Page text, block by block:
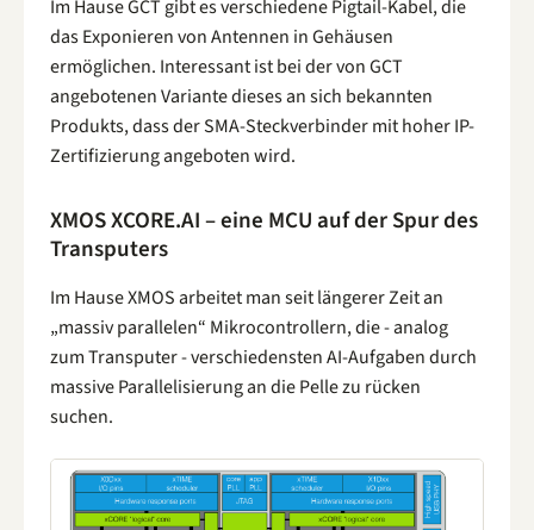
Im Hause GCT gibt es verschiedene Pigtail-Kabel, die
das Exponieren von Antennen in Gehäusen
ermöglichen. Interessant ist bei der von GCT
angebotenen Variante dieses an sich bekannten
Produkts, dass der SMA-Steckverbinder mit hoher IP-
Zertifizierung angeboten wird.
XMOS XCORE.AI – eine MCU auf der Spur des
Transputers
Im Hause XMOS arbeitet man seit längerer Zeit an
„massiv parallelen“ Mikrocontrollern, die - analog
zum Transputer - verschiedensten AI-Aufgaben durch
massive Parallelisierung an die Pelle zu rücken
suchen.